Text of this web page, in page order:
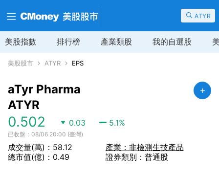
ATYR
美股指數 排行榜 產業類股 我的自選股
美股股市 ATYR EPS
aTyr Pharma
ATYR
0.502 0.03 5.1%
已收盤：08/06 20:00 (臺灣)
成交量(萬)：58.12
總市值(億)：0.49
產業：非檢測生技產品
證券類別：普通股